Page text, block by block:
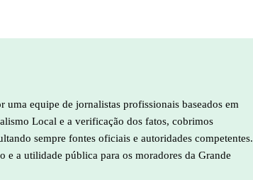
uma equipe de jornalistas profissionais baseados em
Local e a verificação dos fatos, cobrimos
sempre fontes oficiais e autoridades competentes.
e a utilidade pública para os moradores da Grande